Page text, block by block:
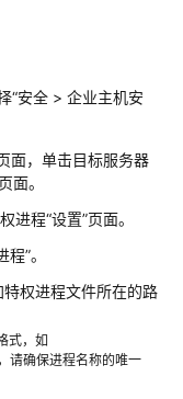
“安全 > 企业主机安
面，单击目标服务器
页面。
进程“设置”页面。
程”。
权进程文件所在的路
式，如
请确保进程名称的唯一